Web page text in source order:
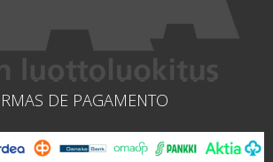
DE PAGAMENTO